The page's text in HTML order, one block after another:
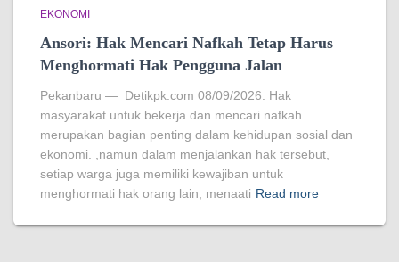
EKONOMI
Ansori: Hak Mencari Nafkah Tetap Harus
Menghormati Hak Pengguna Jalan
Pekanbaru — Detikpk.com 08/09/2026. Hak
masyarakat untuk bekerja dan mencari nafkah
merupakan bagian penting dalam kehidupan sosial dan
ekonomi. ,namun dalam menjalankan hak tersebut,
setiap warga juga memiliki kewajiban untuk
menghormati hak orang lain, menaati Read more